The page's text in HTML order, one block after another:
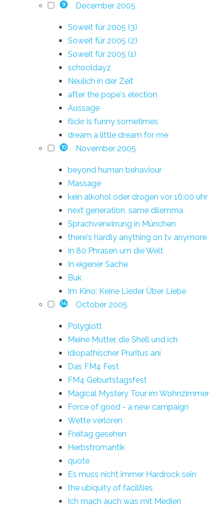
9 December 2005
Soweit für 2005 (3)
Soweit für 2005 (2)
Soweit für 2005 (1)
schooldayz
Neulich in der Zeit
after the pope's election
Aussage
flickr is funny sometimes
dream a little dream for me
10 November 2005
beyond human behaviour
Massage
kein alkohol oder drogen vor 16:00 uhr
next generation, same dilemma
Sprachverwirrung in München
there's hardly anything on tv anymore
In 80 Phrasen um die Welt
In eigener Sache
Buk
Im Kino: Keine Lieder Über Liebe
14 October 2005
Polyglott
Meine Mutter, die Shell und ich
idiopathischer Pruritus ani
Das FM4 Fest
FM4 Geburtstagsfest
Magical Mystery Tour im Wohnzimmer
Force of good - a new campaign
Wette verloren
Freitag gesehen
Herbstromantik
quote
Es muss nicht immer Hardrock sein
the ubiquity of facilities
Ich mach auch was mit Medien